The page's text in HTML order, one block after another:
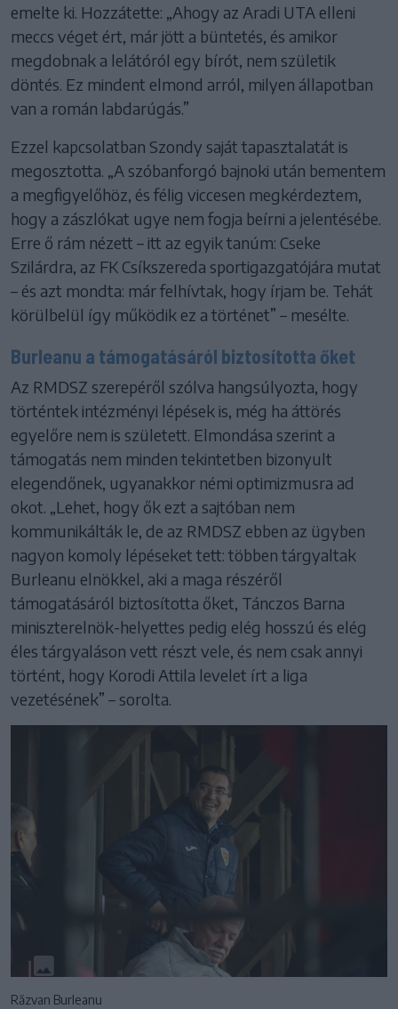
emelte ki. Hozzátette: „Ahogy az Aradi UTA elleni
meccs véget ért, már jött a büntetés, és amikor
megdobnak a lelátóról egy bírót, nem születik
döntés. Ez mindent elmond arról, milyen állapotban
van a román labdarúgás.”
Ezzel kapcsolatban Szondy saját tapasztalatát is
megosztotta. „A szóbanforgó bajnoki után bementem
a megfigyelőhöz, és félig viccesen megkérdeztem,
hogy a zászlókat ugye nem fogja beírni a jelentésébe.
Erre ő rám nézett – itt az egyik tanúm: Cseke
Szilárdra, az FK Csíkszereda sportigazgatójára mutat
– és azt mondta: már felhívtak, hogy írjam be. Tehát
körülbelül így működik ez a történet” – mesélte.
Burleanu a támogatásáról biztosította őket
Az RMDSZ szerepéről szólva hangsúlyozta, hogy
történtek intézményi lépések is, még ha áttörés
egyelőre nem is született. Elmondása szerint a
támogatás nem minden tekintetben bizonyult
elegendőnek, ugyanakkor némi optimizmusra ad
okot. „Lehet, hogy ők ezt a sajtóban nem
kommunikálták le, de az RMDSZ ebben az ügyben
nagyon komoly lépéseket tett: többen tárgyaltak
Burleanu elnökkel, aki a maga részéről
támogatásáról biztosította őket, Tánczos Barna
miniszterelnök-helyettes pedig elég hosszú és elég
éles tárgyaláson vett részt vele, és nem csak annyi
történt, hogy Korodi Attila levelet írt a liga
vezetésének” – sorolta.
Răzvan Burleanu